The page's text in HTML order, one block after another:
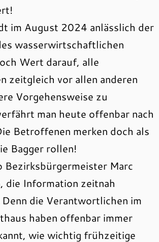
im August 2024 anlässlich der
wasserwirtschaftlichen
Wert darauf, alle
zeitgleich vor allen anderen
Vorgehensweise zu
man heute offenbar nach
Betroffenen merken doch als
Bagger rollen!
Bezirksbürgermeister Marc
die Information zeitnah
die Verantwortlichen im
haben offenbar immer
wie wichtig frühzeitige